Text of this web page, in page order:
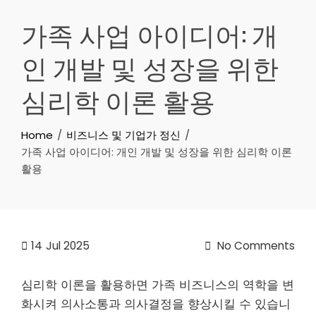
content가족 사업 아이디어: 개
인 개발 및 성장을 위한
심리학 이론 활용
Home
비즈니스 및 기업가 정신
가족 사업 아이디어: 개인 개발 및 성장을 위한 심리학 이론
활용
14 Jul 2025 No Comments
심리학 이론을 활용하면 가족 비즈니스의 역학을 변
화시켜 의사소통과 의사결정을 향상시킬 수 있습니